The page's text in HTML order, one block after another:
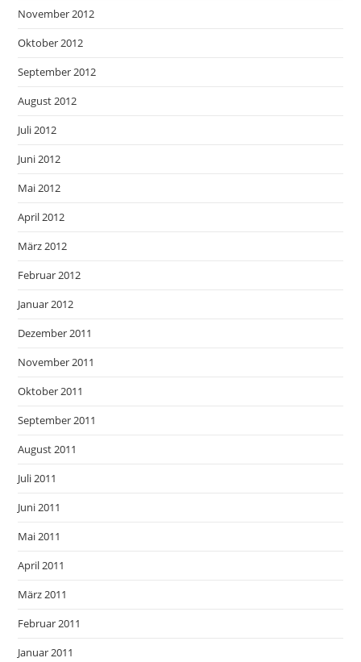
November 2012
Oktober 2012
September 2012
August 2012
Juli 2012
Juni 2012
Mai 2012
April 2012
März 2012
Februar 2012
Januar 2012
Dezember 2011
November 2011
Oktober 2011
September 2011
August 2011
Juli 2011
Juni 2011
Mai 2011
April 2011
März 2011
Februar 2011
Januar 2011